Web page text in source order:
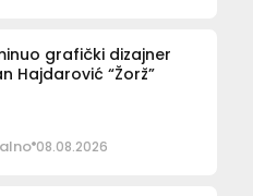
grafički dizajner
Hajdarović “Žorž”
08.08.2026